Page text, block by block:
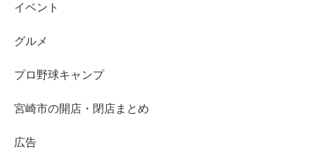
イベント
グルメ
プロ野球キャンプ
宮崎市の開店・閉店まとめ
広告